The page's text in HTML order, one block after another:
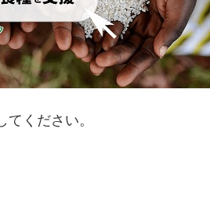
ください。